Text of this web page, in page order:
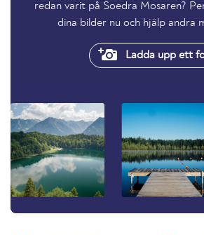
redan varit på Soedra Mosaren?
dina bilder nu och hjälp andra
Ladda upp ett